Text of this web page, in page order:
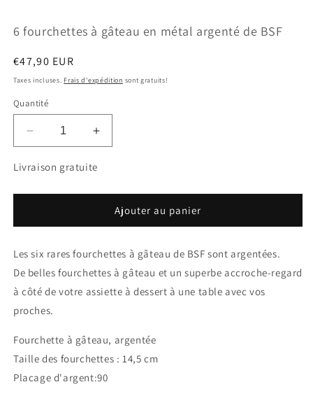
fenêtre
6 fourchettes à gâteau en métal argenté de BSF
Prix
habituel
€47,90 EUR
Taxes incluses. Frais d'expédition sont gratuits!
Quantité
Réduire
la
quantité
6
à
en
métal
argenté
de
BSF
Augmenter
la
quantité
6
fourchettes
à
en
métal
argenté
de
Livraison gratuite
Ajouter au panier
Les six rares fourchettes à gâteau de BSF sont argentées.
De belles fourchettes à gâteau et un superbe accroche-regard
à côté de votre assiette à dessert à une table avec vos
proches.
Fourchette à gâteau, argentée
Taille des fourchettes : 14,5 cm
Placage d'argent:90